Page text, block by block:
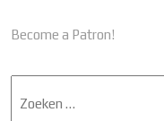
Become a Patron!